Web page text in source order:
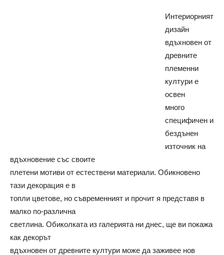
Интериорният
дизайн
вдъхновен от
древните
племенни
култури е
освен
много
специфичен и
бездънен
източник на
вдъхновение със своите
плетени мотиви от естествени материали. Обикновено
тази декорация е в
топли цветове, но съвременният и прочит я представя в
малко по-различна
светлина. Обиколката из галерията ни днес, ще ви покажа
как декорът
вдъхновен от древните култури може да заживее нов